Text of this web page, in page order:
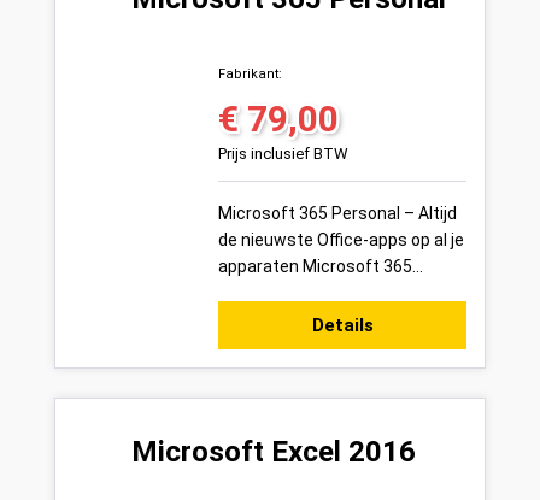
Fabrikant:
Normale prijs:
€ 79,00
Prijs inclusief BTW
Microsoft 365 Personal – Altijd
de nieuwste Office-apps op al je
apparaten Microsoft 365
abonnement voor individueel
ge...
Details
Microsoft Excel 2016